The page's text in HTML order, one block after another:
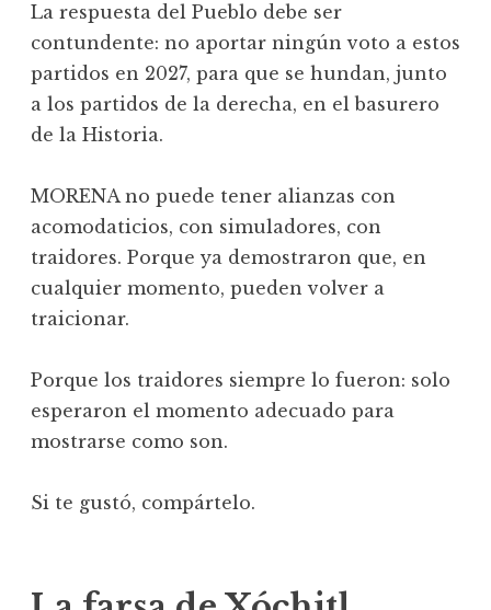
La respuesta del Pueblo debe ser
contundente: no aportar ningún voto a estos
partidos en 2027, para que se hundan, junto
a los partidos de la derecha, en el basurero
de la Historia.
MORENA no puede tener alianzas con
acomodaticios, con simuladores, con
traidores. Porque ya demostraron que, en
cualquier momento, pueden volver a
traicionar.
Porque los traidores siempre lo fueron: solo
esperaron el momento adecuado para
mostrarse como son.
Si te gustó, compártelo.